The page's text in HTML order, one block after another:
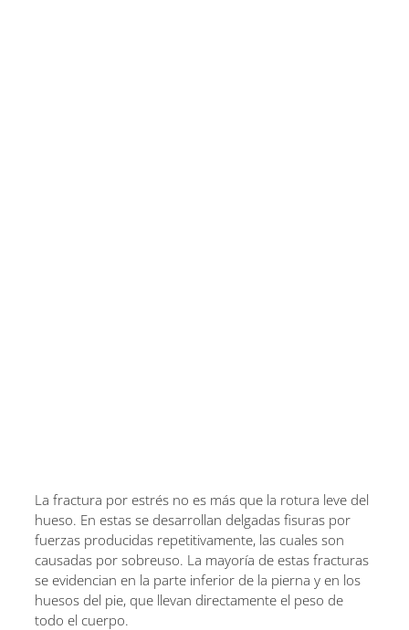
La fractura por estrés no es más que la rotura leve del
hueso. En estas se desarrollan delgadas fisuras por
fuerzas producidas repetitivamente, las cuales son
causadas por sobreuso. La mayoría de estas fracturas
se evidencian en la parte inferior de la pierna y en los
huesos del pie, que llevan directamente el peso de
todo el cuerpo.